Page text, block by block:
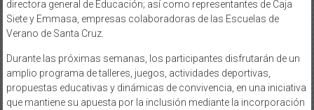
directora general de Educación; así como representantes de Caja
Siete y Emmasa, empresas colaboradoras de las Escuelas de
Verano de Santa Cruz.
Durante las próximas semanas, los participantes disfrutarán de un
amplio programa de talleres, juegos, actividades deportivas,
propuestas educativas y dinámicas de convivencia, en una iniciativa
que mantiene su apuesta por la inclusión mediante la incorporación